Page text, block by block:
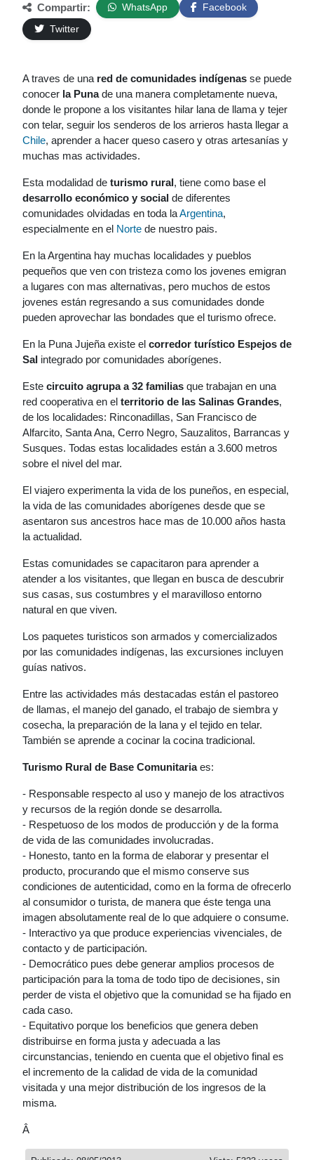
Compartir: WhatsApp
Facebook
Twitter
A traves de una red de comunidades indígenas se puede
conocer la Punade una manera completamente nueva,
donde le propone a los visitantes hilar lana de llama y tejer
con telar, seguir los senderos de los arrieros hasta llegar a
Chile, aprender a hacer queso casero y otras artesanías y
muchas mas actividades.
Esta modalidad de turismo rural, tiene como base el
desarrollo económico y social de diferentes
comunidades olvidadas en toda laArgentina,
especialmente en el Norte de nuestro pais.
En la Argentina hay muchas localidades y pueblos
pequeños que ven con tristeza como los jovenes emigran
a lugares con mas alternativas, pero muchos de estos
jovenes están regresando a sus comunidades donde
pueden aprovechar las bondades que el turismo ofrece.
En la Puna Jujeña existe el corredor turístico Espejos de
Sal integrado por comunidades aborígenes.
Este circuito agrupa a 32 familias que trabajan en una
red cooperativa en el territorio de las Salinas Grandes,
de los localidades: Rinconadillas, San Francisco de
Alfarcito, Santa Ana, Cerro Negro, Sauzalitos, Barrancas y
Susques. Todas estas localidades están a 3.600 metros
sobre el nivel del mar.
El viajero experimenta la vida de los puneños, en especial,
la vida de las comunidades aborígenes desde que se
asentaron sus ancestros hace mas de 10.000 años hasta
la actualidad.
Estas comunidades se capacitaron para aprender a
atender a los visitantes, que llegan en busca de descubrir
sus casas, sus costumbres y el maravilloso entorno
natural en que viven.
Los paquetes turisticos son armados y comercializados
por las comunidades indígenas, las excursiones incluyen
guías nativos.
Entre las actividades más destacadas están el pastoreo
de llamas, el manejo del ganado, el trabajo de siembra y
cosecha, la preparación de la lana y el tejido en telar.
También se aprende a cocinar la cocina tradicional.
Turismo Rural de Base Comunitariaes:
- Responsable respecto al uso y manejo de los atractivos
y recursos de la región donde se desarrolla.
- Respetuoso de los modos de producción y de la forma
de vida de las comunidades involucradas.
- Honesto, tanto en la forma de elaborar y presentar el
producto, procurando que el mismo conserve sus
condiciones de autenticidad, como en la forma de ofrecerlo
al consumidor o turista, de manera que éste tenga una
imagen absolutamente real de lo que adquiere o consume.
- Interactivo ya que produce experiencias vivenciales, de
contacto y de participación.
- Democrático pues debe generar amplios procesos de
participación para la toma de todo tipo de decisiones, sin
perder de vista el objetivo que la comunidad se ha fijado en
cada caso.
- Equitativo porque los beneficios que genera deben
distribuirse en forma justa y adecuada a las
circunstancias, teniendo en cuenta que el objetivo final es
el incremento de la calidad de vida de la comunidad
visitada y una mejor distribución de los ingresos de la
misma.
Â